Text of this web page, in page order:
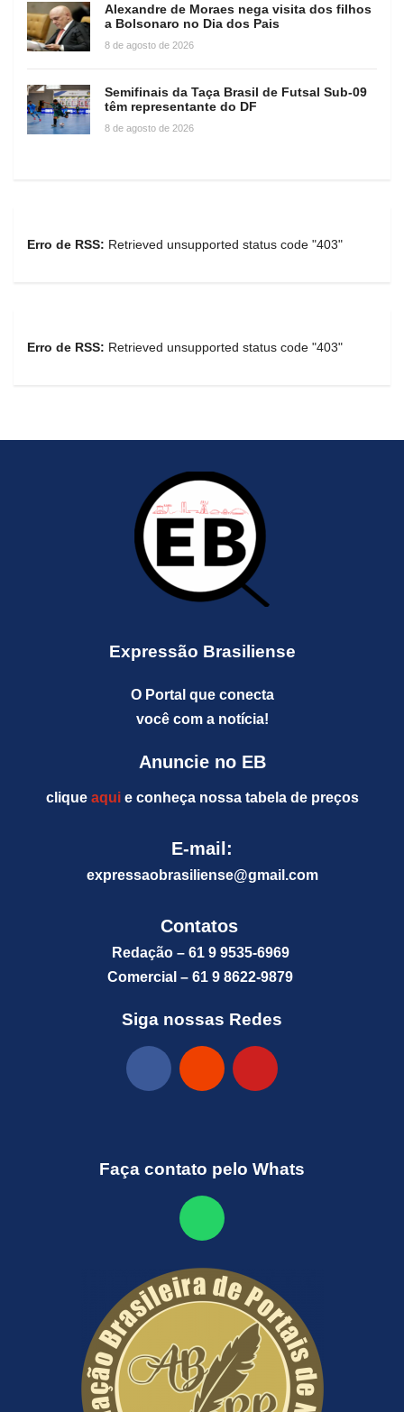
Alexandre de Moraes nega visita dos filhos
a Bolsonaro no Dia dos Pais
8 de agosto de 2026
Semifinais da Taça Brasil de Futsal Sub-09
têm representante do DF
8 de agosto de 2026
Erro de RSS: Retrieved unsupported status code "403"
Erro de RSS: Retrieved unsupported status code "403"
Expressão Brasiliense
O Portal que conecta
você com a notícia!
Anuncie no EB
clique aquie conheça nossa tabela de preços
E-mail:
expressaobrasiliense@gmail.com
Contatos
Redação – 61 9 9535-6969
Comercial – 61 9 8622-9879
Siga nossas Redes
Faça contato pelo Whats